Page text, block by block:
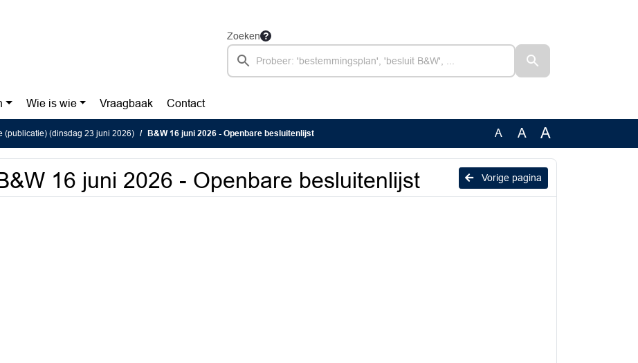
Zoeken
Wie is wie Vraagbaak Contact
(publicatie) (dinsdag 23 juni 2026) B&W 16 juni 2026 - Openbare besluitenlijst A A A
Vorige pagina
16 juni 2026 - Openbare besluitenlijst